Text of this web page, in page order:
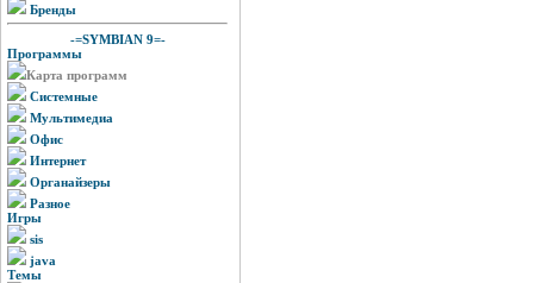
Бренды
-=SYMBIAN 9=-
Программы
Карта программ
Системные
Мультимедиа
Офис
Интернет
Органайзеры
Разное
Игры
sis
java
Темы